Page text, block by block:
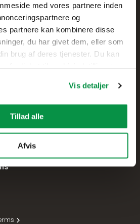
med vores partnere inden
og
partnere kan kombinere disse
du har givet dem, eller som
brug af deres tjenester. Du kan
Vis detaljer
Tillad alle
Afvis